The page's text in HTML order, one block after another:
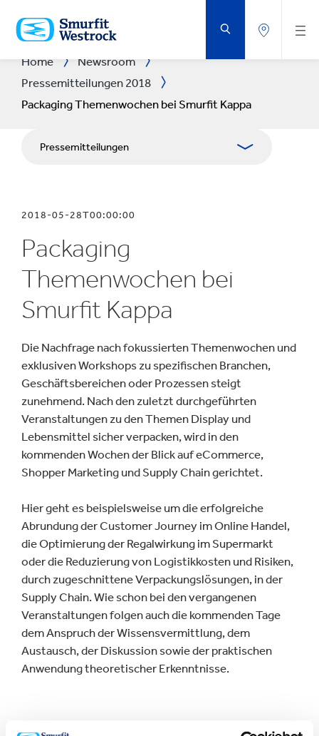
HAUPTINHALT
SPRINGEN
Home
Newsroom
Pressemitteilungen 2018
Packaging Themenwochen bei Smurfit Kappa
Pressemitteilungen
Medienarbeit
Blog
2018-05-28T00:00:00
Packaging
Themenwochen bei
Smurfit Kappa
Die Nachfrage nach fokussierten Themenwochen und
exklusiven Workshops zu spezifischen Branchen,
Geschäftsbereichen oder Prozessen steigt
zunehmend. Nach den zuletzt durchgeführten
Veranstaltungen zu den Themen Display und
Lebensmittel sicher verpacken, wird in den
kommenden Wochen der Blick auf eCommerce,
Shopper Marketing und Supply Chain gerichtet.
Hier geht es beispielsweise um die erfolgreiche
Abrundung der Customer Journey im Online Handel,
die Optimierung der Regalwirkung im Supermarkt
oder die Reduzierung von Logistikkosten und Risiken,
durch zugeschnittene Verpackungslösungen, in der
Supply Chain. Wie schon bei den vergangenen
Veranstaltungen folgen auch die kommenden Tage
dem Anspruch der Wissensvermittlung, dem
Austausch, der Diskussion sowie der praktischen
Anwendung theoretischer Erkenntnisse.
Bild: Die kommenden Themenwoche in der Übersicht